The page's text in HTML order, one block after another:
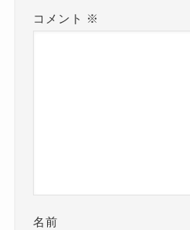
コメント ※
名前